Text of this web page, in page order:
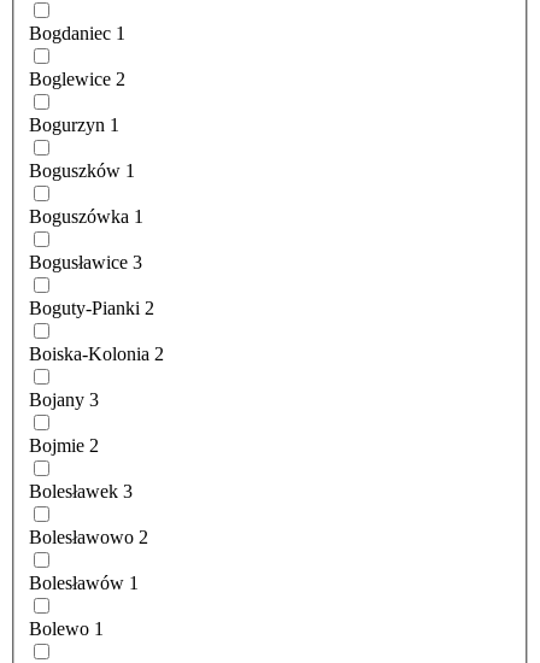
Bogdaniec 1
Boglewice 2
Bogurzyn 1
Boguszków 1
Boguszówka 1
Bogusławice 3
Boguty-Pianki 2
Boiska-Kolonia 2
Bojany 3
Bojmie 2
Bolesławek 3
Bolesławowo 2
Bolesławów 1
Bolewo 1